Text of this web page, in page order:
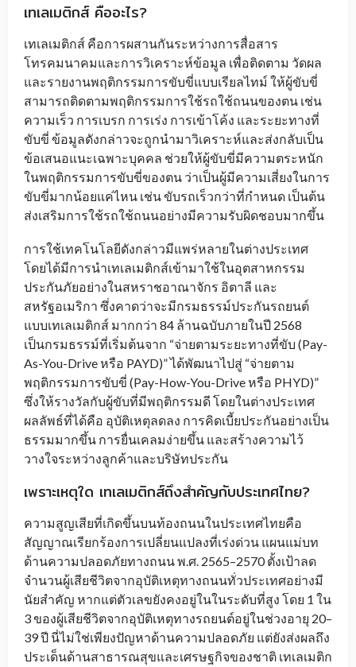
เทเลเมติกส์ คืออะไร?
เทเลเมติกส์ คือการผสานกันระหว่างการสื่อสาร
โทรคมนาคมและการวิเคราะห์ข้อมูล เพื่อติดตาม วัดผล
และรายงานพฤติกรรมการขับขี่แบบเรียลไทม์ ให้ผู้ขับขี่
สามารถติดตามพฤติกรรมการใช้รถใช้ถนนของตน เช่น
ความเร็ว การเบรก การเร่ง การเข้าโค้ง และระยะทางที่
ขับขี่ ข้อมูลดังกล่าวจะถูกนำมาวิเคราะห์และส่งกลับเป็น
ข้อเสนอแนะเฉพาะบุคคล ช่วยให้ผู้ขับขี่มีความตระหนัก
ในพฤติกรรมการขับขี่ของตน ว่าเป็นผู้มีความเสี่ยงในการ
ขับขี่มากน้อยแค่ไหน เช่น ขับรถเร็วกว่าที่กำหนด เป็นต้น
ส่งเสริมการใช้รถใช้ถนนอย่างมีความรับผิดชอบมากขึ้น
การใช้เทคโนโลยีดังกล่าวมีแพร่หลายในต่างประเทศ
โดยได้มีการนำเทเลเมติกส์เข้ามาใช้ในอุตสาหกรรม
ประกันภัยอย่างในสหราชอาณาจักร อิตาลี และ
สหรัฐอเมริกา ซึ่งคาดว่าจะมีกรมธรรม์ประกันรถยนต์
แบบเทเลเมติกส์ มากกว่า 84 ล้านฉบับภายในปี 2568
เป็นกรมธรรม์ที่เริ่มต้นจาก “จ่ายตามระยะทางที่ขับ (Pay-
As-You-Drive หรือ PAYD)” ได้พัฒนาไปสู่ “จ่ายตาม
พฤติกรรมการขับขี่ (Pay-How-You-Drive หรือ PHYD)”
ซึ่งให้รางวัลกับผู้ขับที่มีพฤติกรรมดี โดยในต่างประเทศ
ผลลัพธ์ที่ได้คือ อุบัติเหตุลดลง การคิดเบี้ยประกันอย่างเป็น
ธรรมมากขึ้น การยื่นเคลมง่ายขึ้น และสร้างความไว้
วางใจระหว่างลูกค้าและบริษัทประกัน
เพราะเหตุใด เทเลเมติกส์ถึงสำคัญกับประเทศไทย?
ความสูญเสียที่เกิดขึ้นบนท้องถนนในประเทศไทยคือ
สัญญาณเรียกร้องการเปลี่ยนแปลงที่เร่งด่วน แผนแม่บท
ด้านความปลอดภัยทางถนน พ.ศ. 2565–2570 ตั้งเป้าลด
จำนวนผู้เสียชีวิตจากอุบัติเหตุทางถนนทั่วประเทศอย่างมี
นัยสำคัญ หากแต่ตัวเลขยังคงอยู่ในในระดับที่สูง โดย 1 ใน
3 ของผู้เสียชีวิตจากอุบัติเหตุทางรถยนต์อยู่ในช่วงอายุ 20–
39 ปี นี่ไม่ใช่เพียงปัญหาด้านความปลอดภัย แต่ยังส่งผลถึง
ประเด็นด้านสาธารณสุขและเศรษฐกิจของชาติ เทเลเมติก